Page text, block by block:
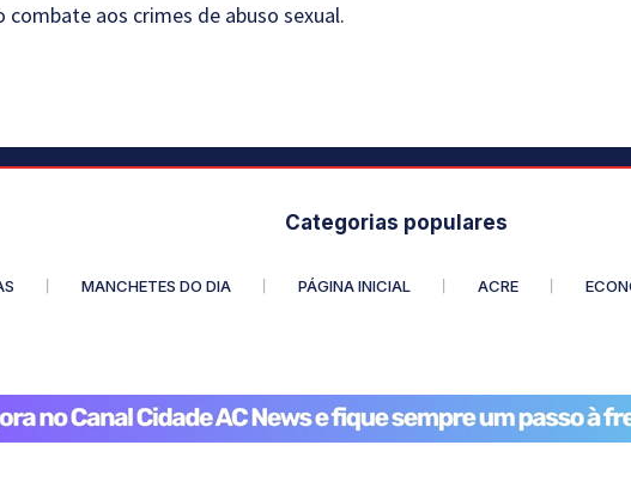
aos crimes de abuso sexual.
Categorias populares
MANCHETES DO DIA PÁGINA INICIAL ACRE